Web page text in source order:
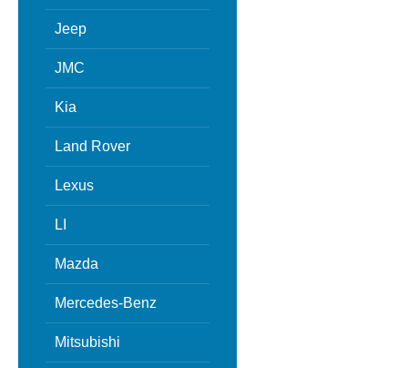
Jeep
JMC
Kia
Land Rover
Lexus
LI
Mazda
Mercedes-Benz
Mitsubishi